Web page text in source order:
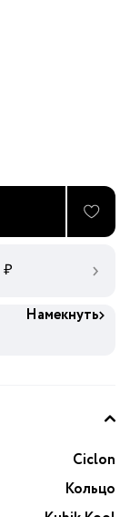
₽
Намекнуть
Ciclon
Кольцо